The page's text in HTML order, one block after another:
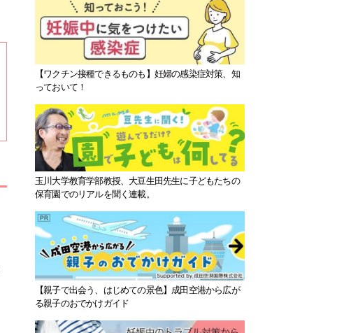
【ワクチン接種できるものも】妊婦の感染症対策、知
っておいて！
玉川大学教育学部教授、大豆生田先生に子どもたちの
保育園でのリアルを聞く連載。
【親子で出会う、はじめての景色】成田空港から広が
る親子のおでかけガイド